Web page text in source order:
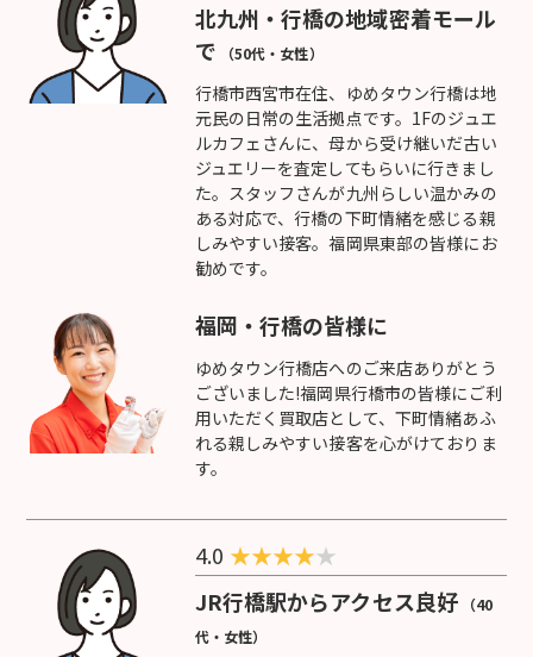
北九州・行橋の地域密着モール
で （50代・女性）
行橋市西宮市在住、ゆめタウン行橋は地
元民の日常の生活拠点です。1Fのジュエ
ルカフェさんに、母から受け継いだ古い
ジュエリーを査定してもらいに行きまし
た。スタッフさんが九州らしい温かみの
ある対応で、行橋の下町情緒を感じる親
しみやすい接客。福岡県東部の皆様にお
勧めです。
福岡・行橋の皆様に
ゆめタウン行橋店へのご来店ありがとう
ございました!福岡県行橋市の皆様にご利
用いただく買取店として、下町情緒あふ
れる親しみやすい接客を心がけておりま
す。
4.0 ★★★★★
JR行橋駅からアクセス良好 （40
代・女性）